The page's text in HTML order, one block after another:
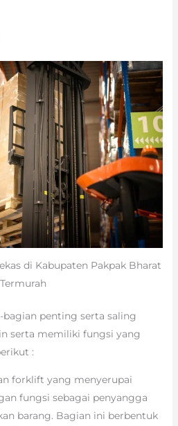
di Kabupaten Pakpak Bharat
Termurah
penting serta saling
serta memiliki fungsi yang
:
forklift yang menyerupai
fungsi sebagai penyangga
barang. Bagian ini berbentuk